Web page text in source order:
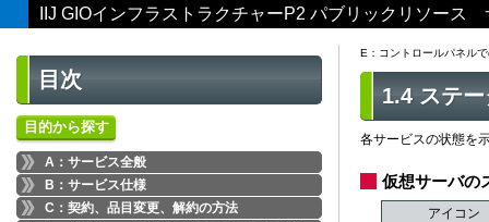
IIJ GIOインフラストラクチャーP2 パブリックリソース
目次
目的から探す
A：サービス全般
B：サービス仕様
C：契約、品目変更、解約の方法
E：コントロールパネル
1.4 ステ
各サービスの状態を
仮想サーバの
アイコン